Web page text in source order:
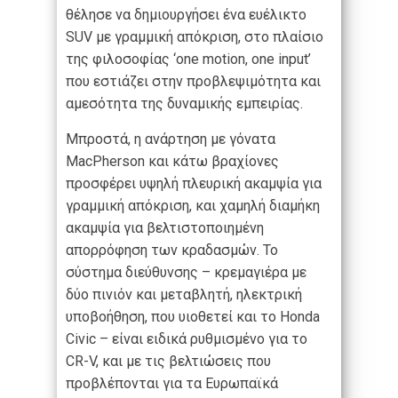
θέλησε να δημιουργήσει ένα ευέλικτο
SUV με γραμμική απόκριση, στο πλαίσιο
της φιλοσοφίας ‘one motion, one input’
που εστιάζει στην προβλεψιμότητα και
αμεσότητα της δυναμικής εμπειρίας.
Μπροστά, η ανάρτηση με γόνατα
MacPherson και κάτω βραχίονες
προσφέρει υψηλή πλευρική ακαμψία για
γραμμική απόκριση, και χαμηλή διαμήκη
ακαμψία για βελτιστοποιημένη
απορρόφηση των κραδασμών. Το
σύστημα διεύθυνσης – κρεμαγιέρα με
δύο πινιόν και μεταβλητή, ηλεκτρική
υποβοήθηση, που υιοθετεί και το Honda
Civic – είναι ειδικά ρυθμισμένο για το
CR-V, και με τις βελτιώσεις που
προβλέπονται για τα Ευρωπαϊκά